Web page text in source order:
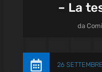
– La
da
 26